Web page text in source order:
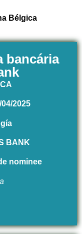
Bélgica
bancária
04/2025
BANK
nominee